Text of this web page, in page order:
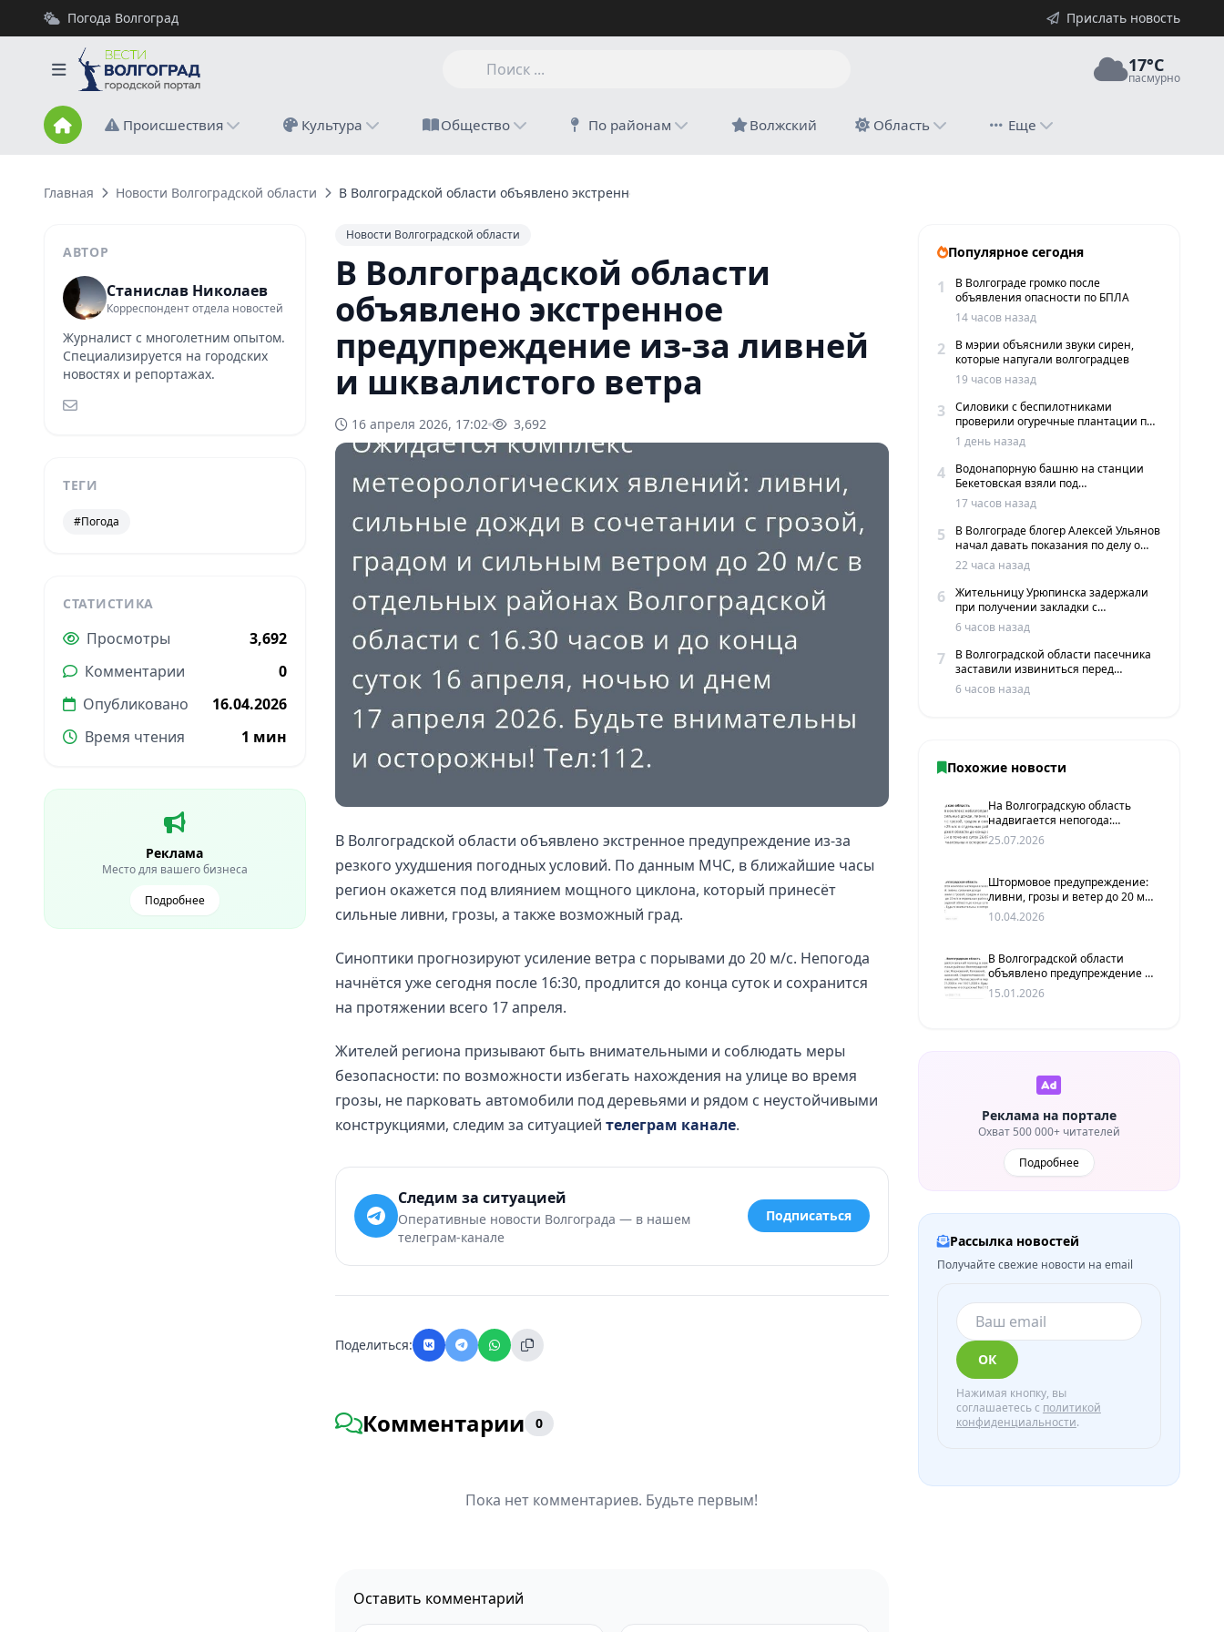
Погода Волгоград Прислать новость
17°C
пасмурно
Происшествия Культура Общество По районам Волжский Область Еще
Главная Новости Волгоградской области В Волгоградской области объявлено экстренное предупреждение из-за ливней и шквалистого ветра
АВТОР
Станислав Николаев
Корреспондент отдела новостей
Журналист с многолетним опытом.
Специализируется на городских
новостях и репортажах.
ТЕГИ
#Погода
СТАТИСТИКА
Просмотры
3,692
Комментарии
0
Опубликовано
16.04.2026
Время чтения
1 мин
Реклама
Место для вашего бизнеса
Подробнее
Новости Волгоградской области
В Волгоградской области
объявлено экстренное
предупреждение из-за ливней
и шквалистого ветра
16 апреля 2026, 17:02 3,692
В Волгоградской области объявлено экстренное предупреждение из-за
резкого ухудшения погодных условий. По данным МЧС, в ближайшие часы
регион окажется под влиянием мощного циклона, который принесёт
сильные ливни, грозы, а также возможный град.
Синоптики прогнозируют усиление ветра с порывами до 20 м/с. Непогода
начнётся уже сегодня после 16:30, продлится до конца суток и сохранится
на протяжении всего 17 апреля.
Жителей региона призывают быть внимательными и соблюдать меры
безопасности: по возможности избегать нахождения на улице во время
грозы, не парковать автомобили под деревьями и рядом с неустойчивыми
конструкциями, следим за ситуацией телеграм канале.
Следим за ситуацией
Оперативные новости Волгограда — в нашем
телеграм-канале
Подписаться
Поделиться:
Комментарии 0
Пока нет комментариев. Будьте первым!
Оставить комментарий
Популярное сегодня
1
В Волгограде громко после
объявления опасности по БПЛА
14 часов назад
2
В мэрии объяснили звуки сирен,
которые напугали волгоградцев
19 часов назад
3
Силовики с беспилотниками
проверили огуречные плантации под
Волгоградом
1 день назад
4
Водонапорную башню на станции
Бекетовская взяли под
государственную охрану
17 часов назад
5
В Волгограде блогер Алексей Ульянов
начал давать показания по делу о
вымогательстве
22 часа назад
6
Жительницу Урюпинска задержали
при получении закладки с
мефедроном в Волгограде
6 часов назад
7
В Волгоградской области пасечника
заставили извиниться перед
жителями хутора
6 часов назад
Похожие новости
На Волгоградскую область
надвигается непогода:
ожидаются ливни, грозы, град
и сильный ветер
25.07.2026
Штормовое предупреждение:
ливни, грозы и ветер до 20 м/
с в Волгоградской области
10.04.2026
В Волгоградской области
объявлено предупреждение о
гололёде
15.01.2026
Реклама на портале
Охват 500 000+ читателей
Подробнее
Рассылка новостей
Получайте свежие новости на email
ОК
Нажимая кнопку, вы
соглашаетесь с политикой
конфиденциальности.